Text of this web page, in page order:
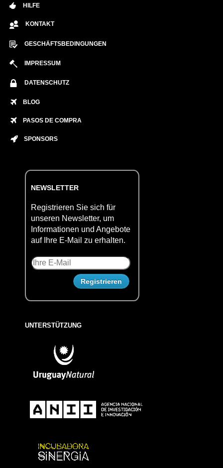
HILFE
KONTAKT
GESCHÄFTSBEDINGUNGEN
IMPRESSUM
DATENSCHUTZ
BLOG
PASOS DE COMPRA
SPONSORS
NEWSLETTER
Registrieren Sie sich für
unseren Newsletter, um
Informationen und Angebote
auf Ihre E-Mail zu erhalten.
UNTERSTÜTZUNG